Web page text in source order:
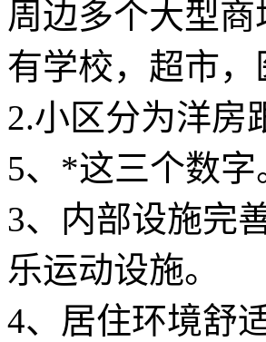
周边多个大型
有学校，超市
2.小区分为洋房
5、*这三个数字
3、内部设施完
乐运动设施。
4、居住环境舒